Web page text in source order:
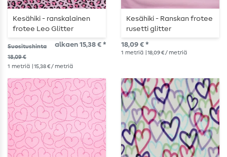
Kesähiki - ranskalainen
frotee Leo Glitter
vaaleanpunainen
Suositushinta
18,09 €
alkaen 15,38 € *
1 metriä | 15,38 € / metriä
Kesähiki - Ranskan frotee
rusetti glitter
vaaleanpunainen
18,09 € *
1 metriä | 18,09 € / metriä